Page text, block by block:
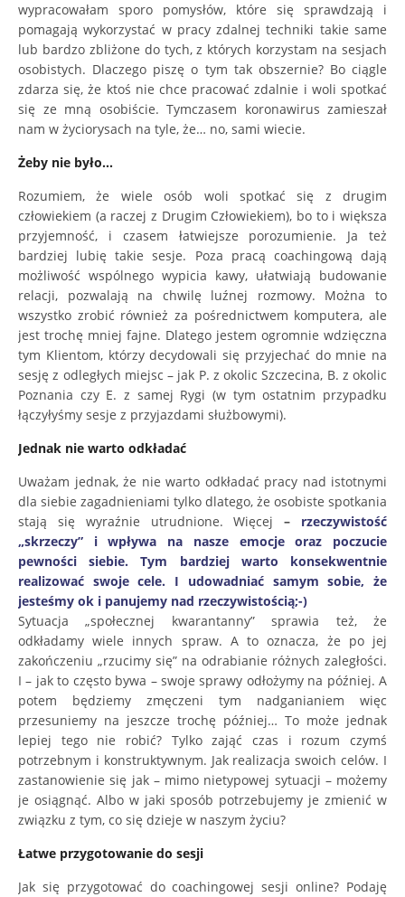
wypracowałam sporo pomysłów, które się sprawdzają i
pomagają wykorzystać w pracy zdalnej techniki takie same
lub bardzo zbliżone do tych, z których korzystam na sesjach
osobistych. Dlaczego piszę o tym tak obszernie? Bo ciągle
zdarza się, że ktoś nie chce pracować zdalnie i woli spotkać
się ze mną osobiście. Tymczasem koronawirus zamieszał
nam w życiorysach na tyle, że… no, sami wiecie.
Żeby nie było…
Rozumiem, że wiele osób woli spotkać się z drugim
człowiekiem (a raczej z Drugim Człowiekiem), bo to i większa
przyjemność, i czasem łatwiejsze porozumienie. Ja też
bardziej lubię takie sesje. Poza pracą coachingową dają
możliwość wspólnego wypicia kawy, ułatwiają budowanie
relacji, pozwalają na chwilę luźnej rozmowy. Można to
wszystko zrobić również za pośrednictwem komputera, ale
jest trochę mniej fajne. Dlatego jestem ogromnie wdzięczna
tym Klientom, którzy decydowali się przyjechać do mnie na
sesję z odległych miejsc – jak P. z okolic Szczecina, B. z okolic
Poznania czy E. z samej Rygi (w tym ostatnim przypadku
łączyłyśmy sesje z przyjazdami służbowymi).
Jednak nie warto odkładać
Uważam jednak, że nie warto odkładać pracy nad istotnymi
dla siebie zagadnieniami tylko dlatego, że osobiste spotkania
stają się wyraźnie utrudnione. Więcej– rzeczywistość
„skrzeczy” i wpływa na nasze emocje oraz poczucie
pewności siebie. Tym bardziej warto konsekwentnie
realizować swoje cele. I udowadniać samym sobie, że
jesteśmy ok i panujemy nad rzeczywistością;-)
Sytuacja „społecznej kwarantanny” sprawia też, że
odkładamy wiele innych spraw. A to oznacza, że po jej
zakończeniu „rzucimy się” na odrabianie różnych zaległości.
I – jak to często bywa – swoje sprawy odłożymy na później. A
potem będziemy zmęczeni tym nadganianiem więc
przesuniemy na jeszcze trochę później… To może jednak
lepiej tego nie robić? Tylko zająć czas i rozum czymś
potrzebnym i konstruktywnym. Jak realizacja swoich celów. I
zastanowienie się jak – mimo nietypowej sytuacji – możemy
je osiągnąć. Albo w jaki sposób potrzebujemy je zmienić w
związku z tym, co się dzieje w naszym życiu?
Łatwe przygotowanie do sesji
Jak się przygotować do coachingowej sesji online? Podaję